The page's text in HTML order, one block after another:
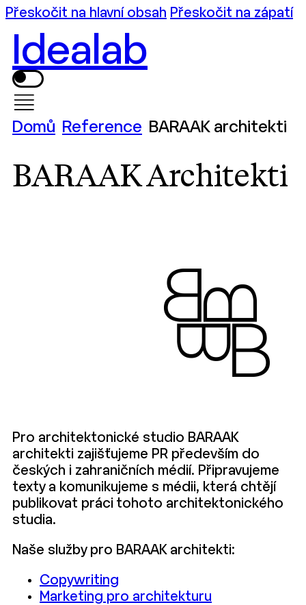
Přeskočit na hlavní obsah Přeskočit na zápatí
Idealab
Domů Reference BARAAK architekti
BARAAK Architekti
Pro architektonické studio BARAAK
architekti zajišťujeme PR především do
českých i zahraničních médií. Připravujeme
texty a komunikujeme s médii, která chtějí
publikovat práci tohoto architektonického
studia.
Naše služby pro BARAAK architekti:
Copywriting
Marketing pro architekturu